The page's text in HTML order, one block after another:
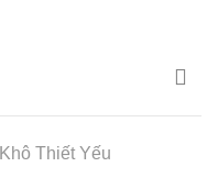
Thiết Yếu